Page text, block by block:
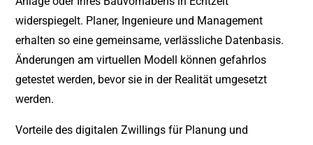
widerspiegelt. Planer, Ingenieure und Management
erhalten so eine gemeinsame, verlässliche Datenbasis.
Änderungen am virtuellen Modell können gefahrlos
getestet werden, bevor sie in der Realität umgesetzt
werden.
Vorteile des digitalen Zwillings für Planung und